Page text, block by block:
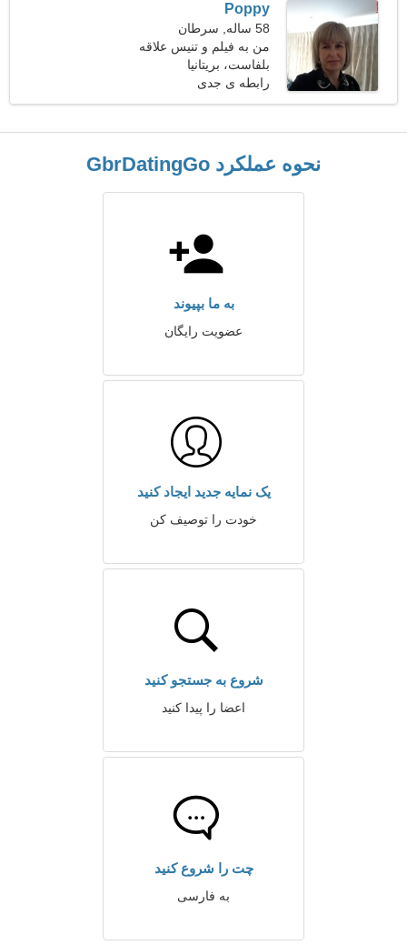
Poppy
58 ساله, سرطان
من به فیلم و تنیس علاقه
دارم
بلفاست، بریتانیا
رابطه ی جدی
نحوه عملکرد GbrDatingGo
به ما بپیوند
عضویت رایگان
یک نمایه جدید ایجاد کنید
خودت را توصیف کن
شروع به جستجو کنید
اعضا را پیدا کنید
چت را شروع کنید
به فارسی